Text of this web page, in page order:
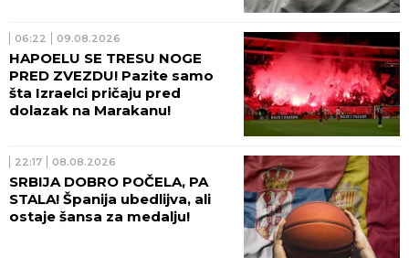
06:22 09.08.2026
HAPOELU SE TRESU NOGE
PRED ZVEZDU! Pazite samo
šta Izraelci pričaju pred
dolazak na Marakanu!
22:17 08.08.2026
SRBIJA DOBRO POČELA, PA
STALA! Španija ubedlijva, ali
ostaje šansa za medalju!